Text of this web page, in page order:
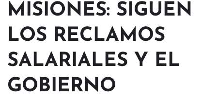
MISIONES: SIGUEN
LOS RECLAMOS
SALARIALES Y EL
GOBIERNO